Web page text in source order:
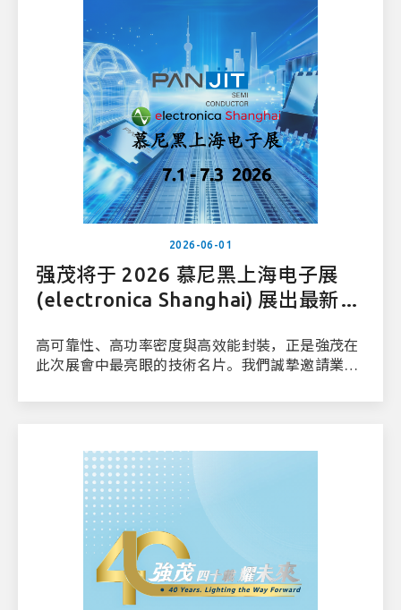
2026-06-01
强茂将于 2026 慕尼黑上海电子展
(electronica Shanghai) 展出最新功
高可靠性、高功率密度與高效能封裝，正是強茂在
此次展會中最亮眼的技術名片。我們誠摯邀請業界
的專業技術團隊進行深入的交流與探討。